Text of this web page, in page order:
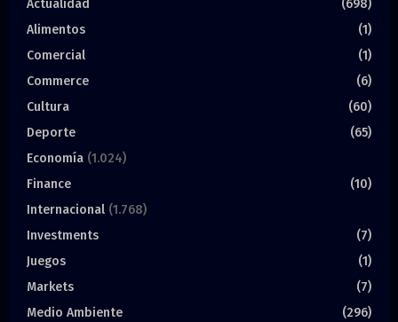
Actualidad
(698)
Alimentos
(1)
Comercial
(1)
Commerce
(6)
Cultura
(60)
Deporte
(65)
Economía (1.024)
Finance
(10)
Internacional (1.768)
Investments
(7)
Juegos
(1)
Markets
(7)
Medio Ambiente
(296)